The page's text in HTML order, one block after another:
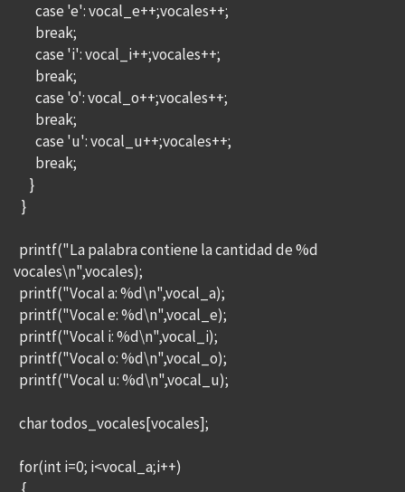
case 'e': vocal_e++;vocales++;
break;
case 'i': vocal_i++;vocales++;
break;
case 'o': vocal_o++;vocales++;
break;
case 'u': vocal_u++;vocales++;
break;
}
}
printf("La palabra contiene la cantidad de %d
vocales\n",vocales);
printf("Vocal a: %d\n",vocal_a);
printf("Vocal e: %d\n",vocal_e);
printf("Vocal i: %d\n",vocal_i);
printf("Vocal o: %d\n",vocal_o);
printf("Vocal u: %d\n",vocal_u);
char todos_vocales[vocales];
for(int i=0; i<vocal_a;i++)